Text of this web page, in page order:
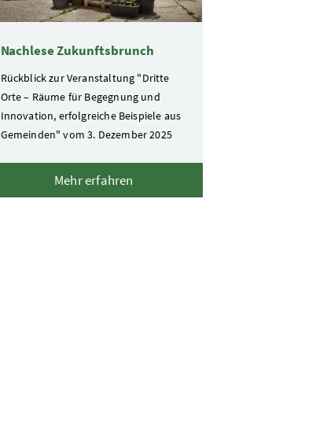
Nachlese Zukunftsbrunch
Rückblick zur Veranstaltung "Dritte
Orte – Räume für Begegnung und
Innovation, erfolgreiche Beispiele aus
Gemeinden" vom 3. Dezember 2025
Mehr erfahren